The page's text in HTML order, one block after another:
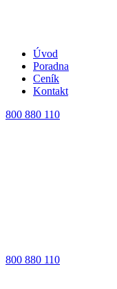
Úvod
Poradna
Ceník
Kontakt
800 880 110
800 880 110